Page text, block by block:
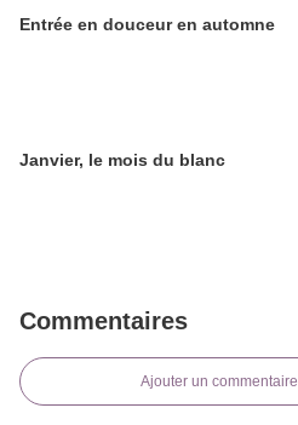
Entrée en douceur en automne
Janvier, le mois du blanc
Commentaires
Ajouter un commentaire